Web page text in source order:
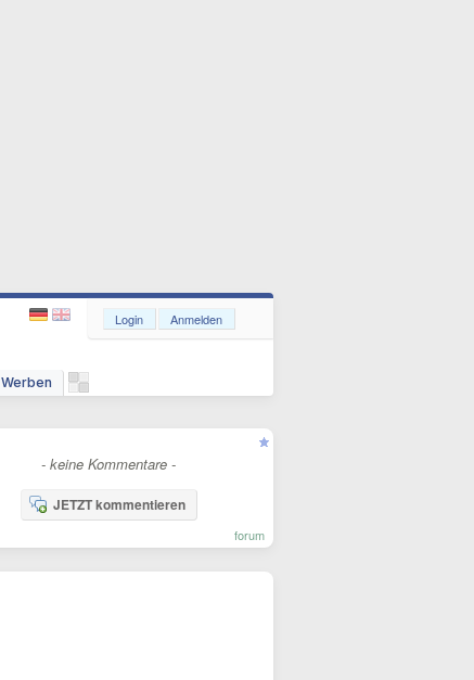
Werben
Login Anmelden
- keine Kommentare -
JETZT kommentieren
forum